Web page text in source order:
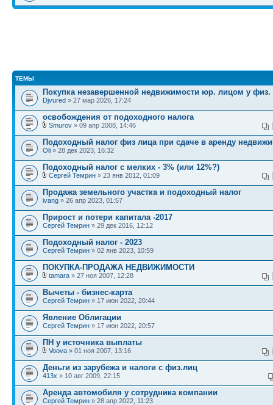
ТЕМЫ
Покупка незавершенной недвижимости юр. лицом у физ.
Djvured » 27 мар 2026, 17:24
освобождения от подоходного налога
Smurov » 09 апр 2008, 14:46
Подоходный налог физ лица при сдаче в аренду
Oli » 28 дек 2023, 16:32
Подоходный налог с мелких - 3% (или 12%?)
Сергей Темрин » 23 янв 2012, 01:09
Продажа земельного участка и подоходный налог
ivang » 26 апр 2023, 01:57
Прирост и потери капитала -2017
Сергей Темрин » 29 дек 2016, 12:12
Подоходный налог - 2023
Сергей Темрин » 02 янв 2023, 10:59
ПОКУПКА-ПРОДАЖА НЕДВИЖИМОСТИ
tamara » 27 ноя 2007, 12:28
Вычеты - бизнес-карта
Сергей Темрин » 17 июн 2022, 20:44
Явление Облигации
Сергей Темрин » 17 июн 2022, 20:57
ПН у источника выплаты
Voova » 01 ноя 2007, 13:16
Деньги из зарубежа и налоги с физ.лиц
413x » 10 авг 2009, 22:15
Аренда автомобиля у сотрудника компании
Сергей Темрин » 28 апр 2022, 11:23